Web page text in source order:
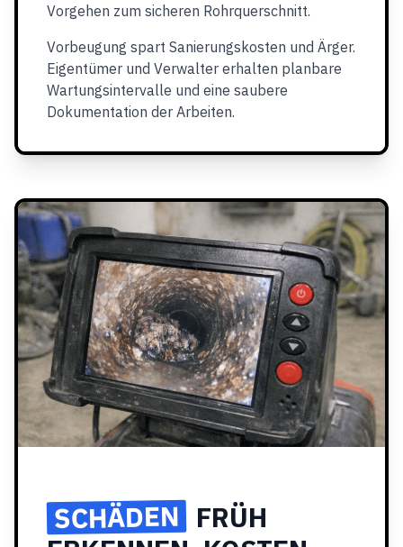
Vorgehen zum sicheren Rohrquerschnitt.
Vorbeugung spart Sanierungskosten und Ärger.
Eigentümer und Verwalter erhalten planbare
Wartungsintervalle und eine saubere
Dokumentation der Arbeiten.
SCHÄDEN FRÜH